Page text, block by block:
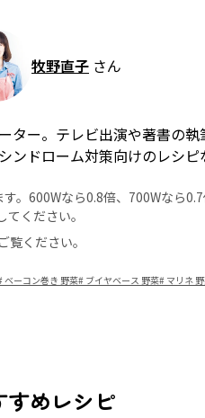
牧野直子 さん
ター。テレビ出演や著書の
ドローム対策向けのレシピ
。600Wなら0.8倍、700Wなら
ください。
覧ください。
ベーコン巻き 野菜# ブイヤベース 野菜# マリネ
すめレシピ